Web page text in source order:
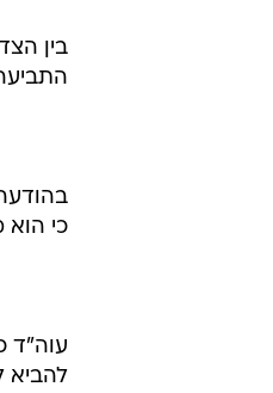
בין
כי הוא